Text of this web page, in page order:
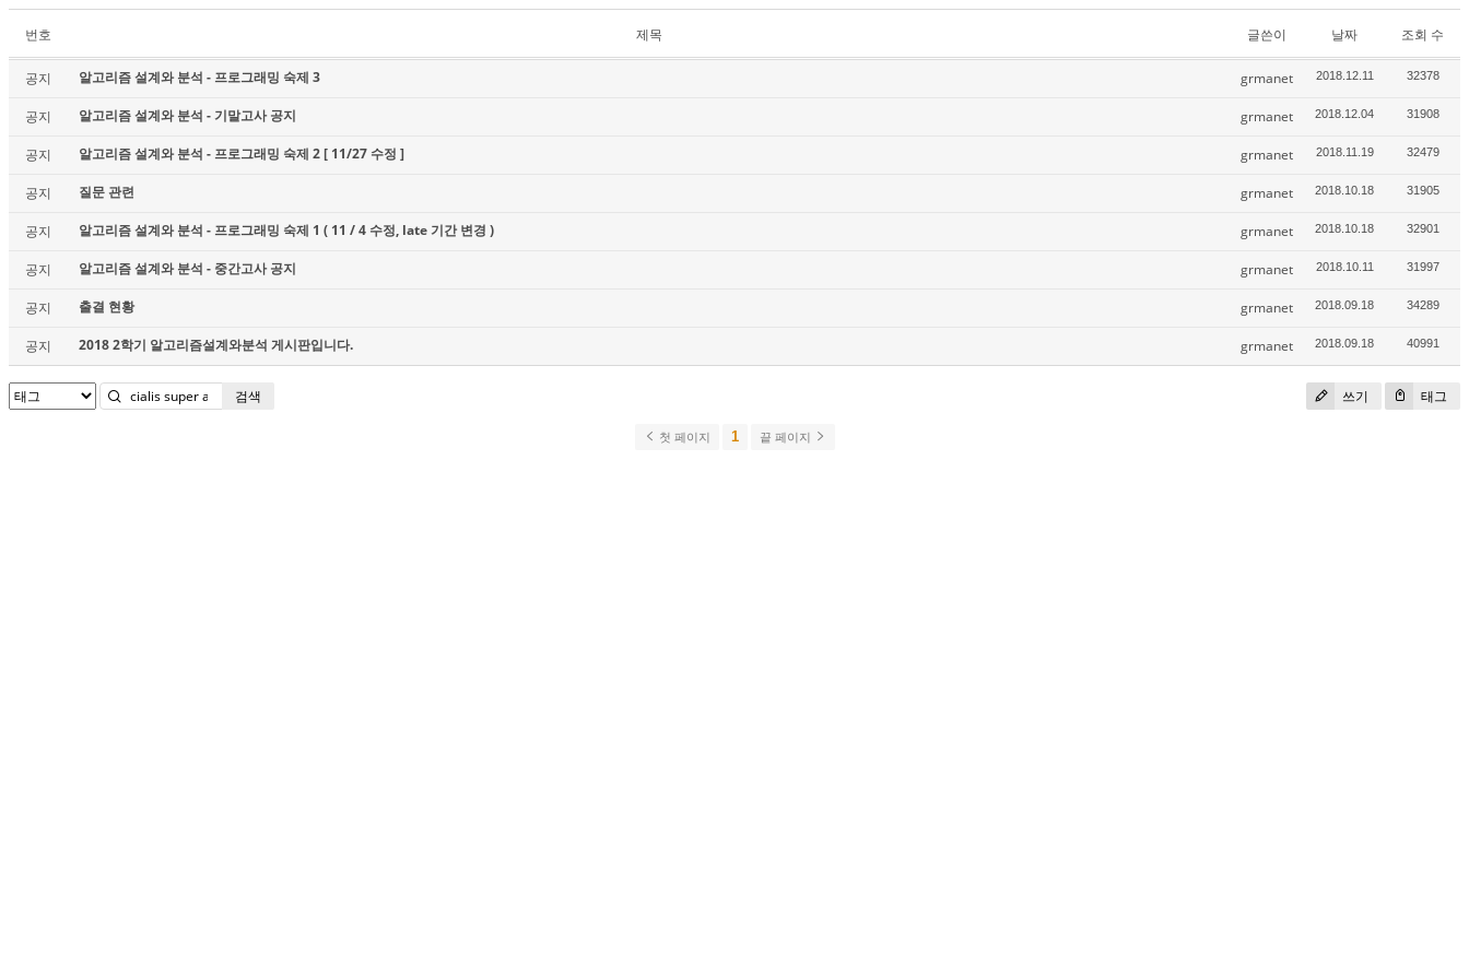
번호 제목 글쓴이 날짜 조회 수
공지 알고리즘 설계와 분석 - 프로그래밍 숙제 3 grmanet 2018.12.11 32378
공지 알고리즘 설계와 분석 - 기말고사 공지 grmanet 2018.12.04 31908
공지 알고리즘 설계와 분석 - 프로그래밍 숙제 2 [ 11/27 수정 ] grmanet 2018.11.19 32479
공지 질문 관련 grmanet 2018.10.18 31905
공지 알고리즘 설계와 분석 - 프로그래밍 숙제 1 ( 11 / 4 수정, late 기간 변경 ) grmanet 2018.10.18 32901
공지 알고리즘 설계와 분석 - 중간고사 공지 grmanet 2018.10.11 31997
공지 출결 현황 grmanet 2018.09.18 34289
공지 2018 2학기 알고리즘설계와분석 게시판입니다. grmanet 2018.09.18 40991
쓰기 태그
검색
첫 페이지 1 끝 페이지